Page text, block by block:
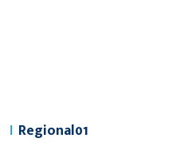
Regional01